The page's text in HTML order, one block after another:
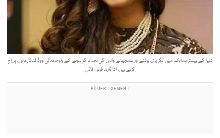
دنیا کے بیشترممالک میں انگریزی بولنے اور سمجھنے والوں کی تعداد کم ہونے کے باوجودہالی ووڈ فنکار دلوں پرراج
کرتے ہیں، اداکارہ۔ فوٹو : فائل